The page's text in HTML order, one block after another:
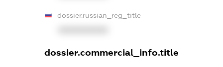
dossier.russian_reg_title
dossier.commercial_info.title